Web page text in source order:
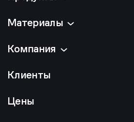
Материалы
Компания
Клиенты
Цены